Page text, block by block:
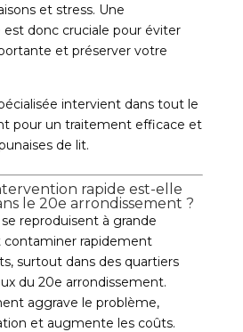
et stress. Une
donc cruciale pour éviter
et préserver votre
intervient dans tout le
pour un traitement efficace et
de lit.
rapide est-elle
le 20e arrondissement ?
reproduisent à grande
rapidement
surtout dans des quartiers
du 20e arrondissement.
aggrave le problème,
et augmente les coûts.